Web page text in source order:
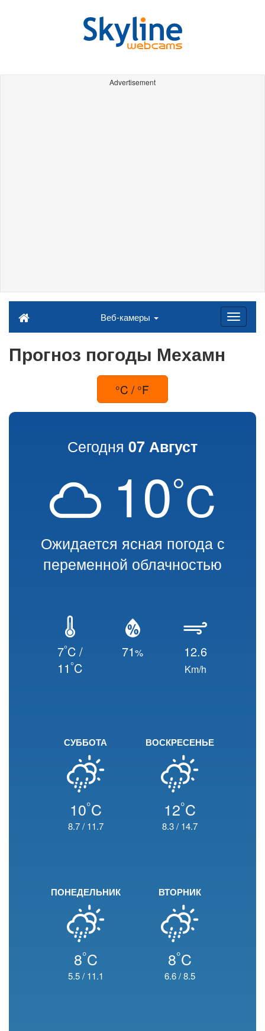
Advertisement
Веб-камеры
Прогноз погоды Мехамн
°C / °F
Сегодня 07 Август
10°C
Ожидается ясная погода с
переменной облачностью
7°C /
11°C
71% 12.6
Km/h
СУББОТА
10°C
8.7/ 11.7
ВОСКРЕСЕНЬЕ
12°C
8.3/ 14.7
ПОНЕДЕЛЬНИК
8°C
5.5/ 11.1
ВТОРНИК
8°C
6.6/8.5